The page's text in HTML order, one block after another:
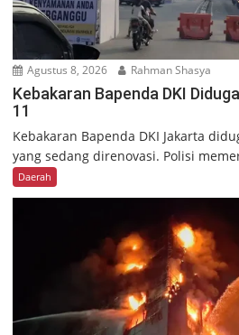
Agustus 8, 2026 Rahman Shasya
Kebakaran Bapenda DKI
11
Kebakaran Bapenda DKI Jakarta
yang sedang direnovasi. Polisi
Daerah